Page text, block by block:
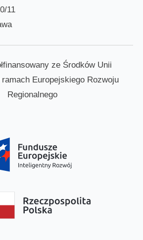
11
ze Środków Unii
Europejskiego Rozwoju
Regionalnego